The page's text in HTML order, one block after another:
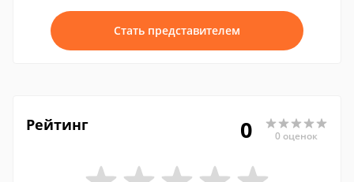
Стать представителем
Рейтинг 0 0 оценок